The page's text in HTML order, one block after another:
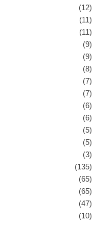
(12)
(11)
(11)
(9)
(9)
(8)
(7)
(7)
(6)
(6)
(5)
(5)
(3)
(135)
(65)
(65)
(47)
(10)